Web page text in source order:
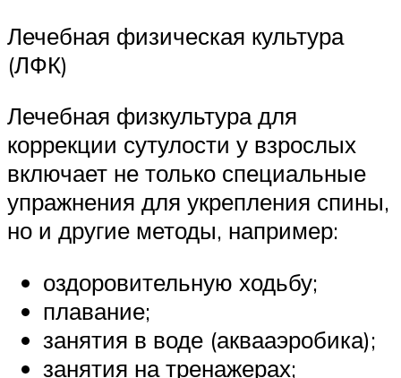
Лечебная физическая культура
(ЛФК)
Лечебная физкультура для
коррекции сутулости у взрослых
включает не только специальные
упражнения для укрепления спины,
но и другие методы, например:
оздоровительную ходьбу;
плавание;
занятия в воде (аквааэробика);
занятия на тренажерах;